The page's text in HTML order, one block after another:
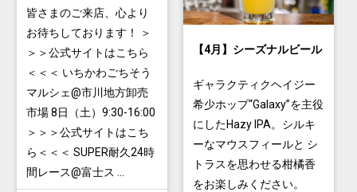
皆さまのご来店、心より
お待ちしております！ ＞
＞＞公式サイトはこちら
＜＜＜ いちかわごちそう
マルシェ@市川地方卸売
市場 8日（土）9:30-16:00
＞＞＞公式サイトはこち
ら＜＜＜ SUPER耐久24時
間レース@富士ス ...
【4月】シーズナルビール
ギャラクティクヘイジー
希少ホップ“Galaxy”を主役
にしたHazy IPA。シルキ
ーなマウスフィールと シ
トラスを思わせる柑橘香
をお楽しみください。